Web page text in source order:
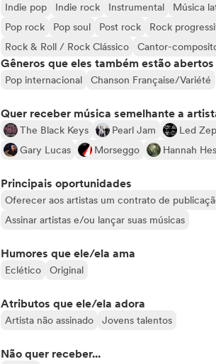
Indie pop
Indie rock Instrumental Música
Pop rock
Pop soul Post rock Rock
Rock & Roll / Rock Clássico
Cantor-
Gêneros que eles também estão
Pop internacional Chanson Française/Variété
Quer receber música semelhante a
The Black Keys Pearl Jam Led
Gary Lucas
Morseggo Hannah
Principais oportunidades
Oferecer aos artistas um contrato de
Assinar artistas e/ou lançar suas músicas
Humores que ele/ela ama
Eclético Original
Atributos que ele/ela adora
Artista não assinado Jovens talentos
Não quer receber...